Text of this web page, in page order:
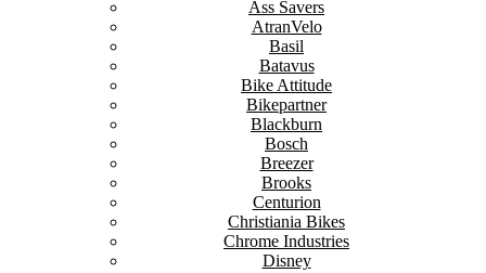
Ass Savers
AtranVelo
Basil
Batavus
Bike Attitude
Bikepartner
Blackburn
Bosch
Breezer
Brooks
Centurion
Christiania Bikes
Chrome Industries
Disney